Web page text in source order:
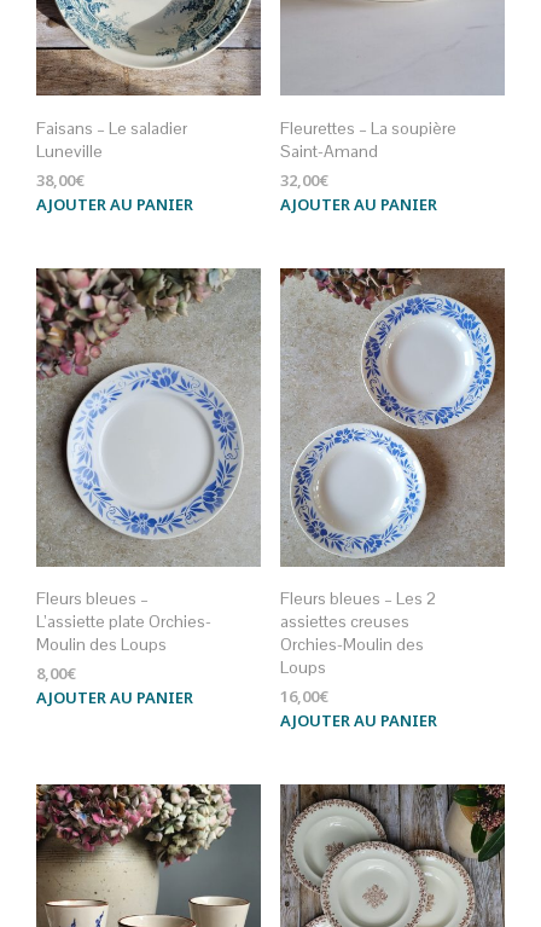
Faisans – Le saladier
Luneville
38,00€
AJOUTER AU PANIER
Fleurettes – La soupière
Saint-Amand
32,00€
AJOUTER AU PANIER
Fleurs bleues –
L’assiette plate Orchies-
Moulin des Loups
8,00€
AJOUTER AU PANIER
Fleurs bleues – Les 2
assiettes creuses
Orchies-Moulin des
Loups
16,00€
AJOUTER AU PANIER